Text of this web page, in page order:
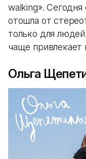
walking». Сегодня
отошла от
только для
чаще
Ольга